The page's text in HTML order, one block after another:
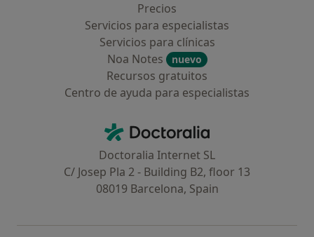
Precios
Servicios para especialistas
Servicios para clínicas
Noa Notes
nuevo
Recursos gratuitos
Centro de ayuda para especialistas
Doctoralia - Página de inicio
Doctoralia Internet SL
C/ Josep Pla 2 - Building B2, floor 13
08019 Barcelona, Spain